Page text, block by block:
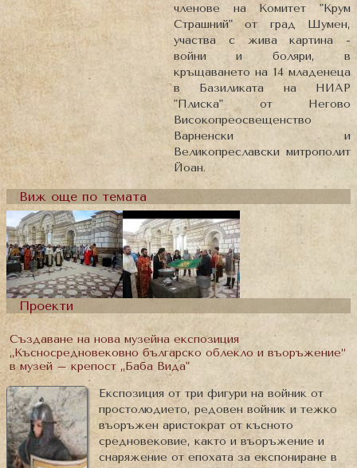
членове на Комитет "Крум
Страшний" от град Шумен,
участва с жива картина -
войни и боляри, в
кръщаването на 14 младенеца
в Базиликата на НИАР
"Плиска" от Негово
Високопреосвещенство
Варненски и
Великопреславски митрополит
Йоан.
Виж още по темата
Проекти
Създаване на нова музейна експозиция
„Късносредновековно българско облекло и въоръжение“
в музей – крепост „Баба Вида"
Експозиция от три фигури на войник от
простолюдието, редовен войник и тежко
въоръжен аристократ от късното
средновековие, както и въоръжение и
снаряжение от епохата за експониране в